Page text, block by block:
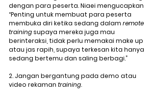
dengan para peserta. Niaei mengucapkan
“Penting untuk membuat para peserta
membuka diri ketika sedang dalam remote
training supaya mereka juga mau
berinteraksi, tidak perlu memakai make up
atau jas rapih, supaya terkesan kita hanya
sedang bertemu dan saling berbagi.”
2. Jangan bergantung pada demo atau
video rekaman training.